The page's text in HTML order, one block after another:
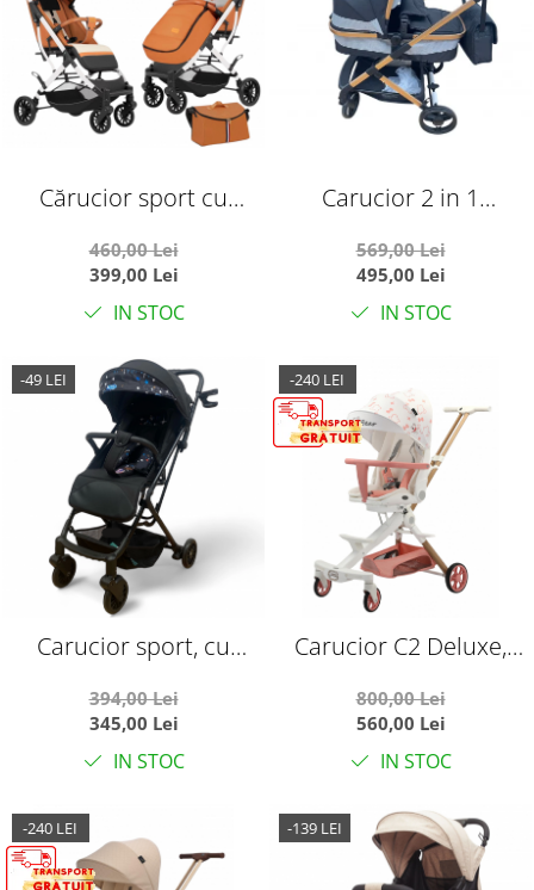
Cărucior sport cu
picioare, pliere rapidă
tip troller, S2 Caramiziu
460,00 Lei
399,00 Lei
IN STOC
Carucior 2 in 1
sport, 608 Negru
569,00 Lei
495,00 Lei
IN STOC
-49 LEI
Carucior sport, cu
troler, 309 Negru cu
planete
394,00 Lei
345,00 Lei
IN STOC
-240 LEI
Carucior C2 Deluxe,
lumini si muzica, Alb cu
roz
800,00 Lei
560,00 Lei
IN STOC
-240 LEI -139 LEI